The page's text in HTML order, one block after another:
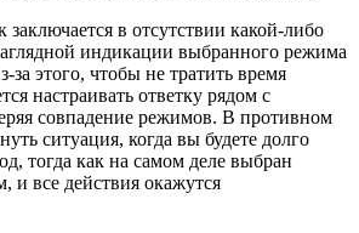
в отсутствии какой-либо
индикации выбранного режима
за этого, чтобы не тратить время
настраивать ответку рядом с
совпадение режимов. В противном
ситуация, когда вы будете долго
тогда как на самом деле выбран
и все действия окажутся